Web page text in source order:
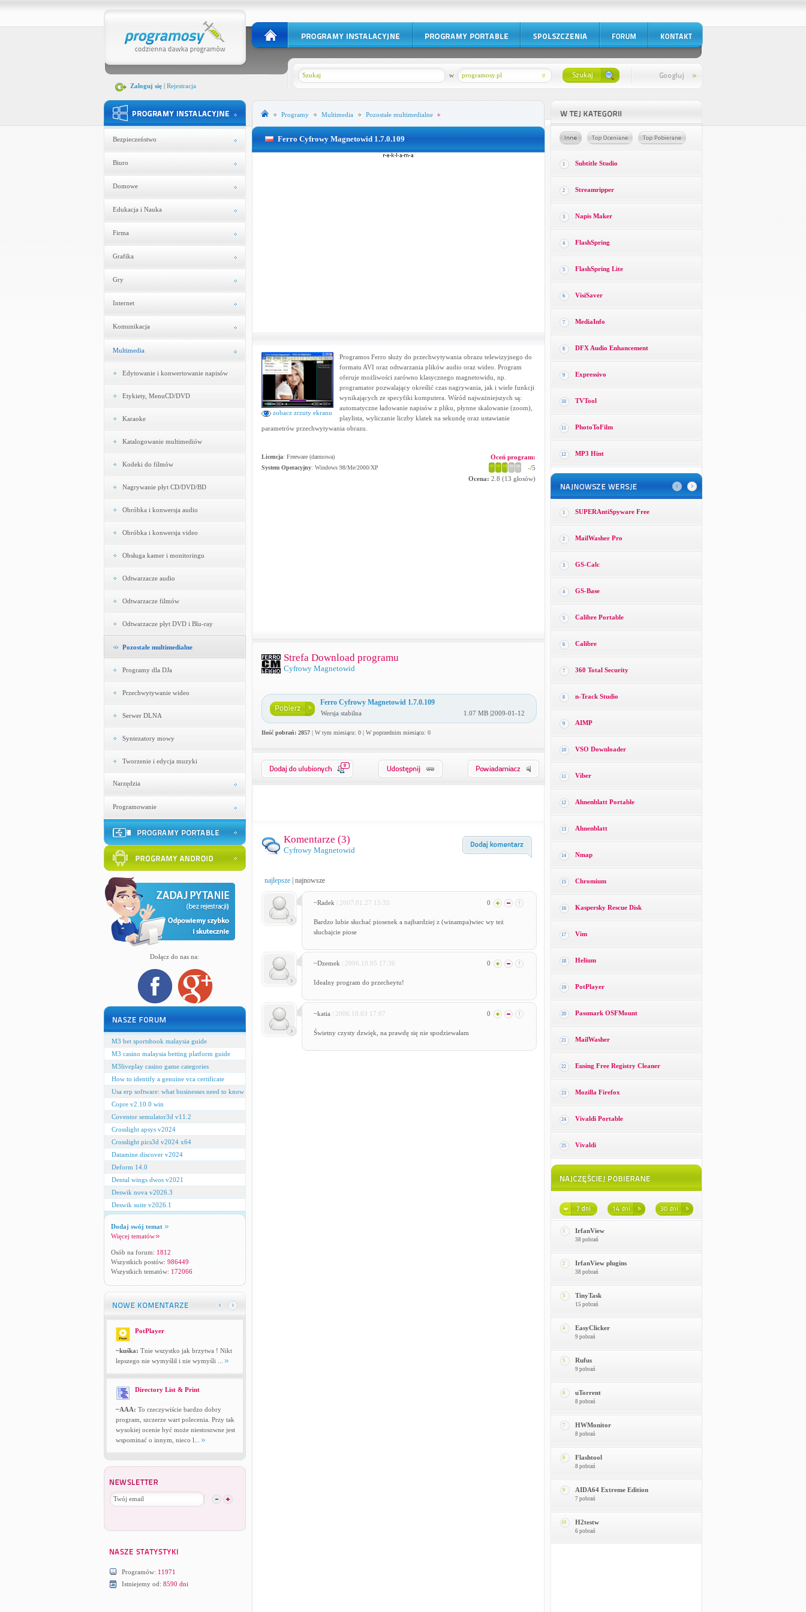
Zaloguj się| Rejestracja
programosy.pl
w
Bezpieczeństwo
Biuro
Domowe
Edukacja i Nauka
Firma
Grafika
Gry
Internet
Komunikacja
Multimedia
Edytowanie i konwertowanie napisów
Etykiety, MenuCD/DVD
Karaoke
Katalogowanie multimediów
Kodeki do filmów
Nagrywanie płyt CD/DVD/BD
Obróbka i konwersja audio
Obróbka i konwersja video
Obsługa kamer i monitoringu
Odtwarzacze audio
Odtwarzacze filmów
Odtwarzacze płyt DVD i Blu-ray
Pozostałe multimedialne
Programy dla DJa
Przechwytywanie wideo
Serwer DLNA
Syntezatory mowy
Tworzenie i edycja muzyki
Narzędzia
Programowanie
Dołącz do nas na:
M3 bet sportsbook malaysia guide
M3 casino malaysia betting platform guide
M3liveplay casino game categories
How to identify a genuine vca certificate
Usa erp software: what businesses need to know
Copre v2.10.0 win
Coventor semulator3d v11.2
Crosslight apsys v2024
Crosslight pics3d v2024 x64
Datamine.discover v2024
Deform 14.0
Dental wings dwos v2021
Deswik nova v2026.3
Deswik suite v2026.1
Dodaj swój temat
Więcej tematów
Osób na forum: 1812
Wszystkich postów: 986449
Wszystkich tematów: 172066
PotPlayer
~kuśka: Tnie wszystko jak brzytwa ! Nikt
lepszego nie wymyślił i nie wymyśli ...
Directory List & Print
~AAA: To rzeczywiście bardzo dobry
program, szczerze wart polecenia. Przy tak
wysokiej ocenie być może niestosowne jest
wspominać o innym, nieco l...
Programów: 11971
Istniejemy od: 8590 dni
Programy Multimedia Pozostałe multimedialne
Ferro Cyfrowy Magnetowid 1.7.0.109
zobacz zrzuty ekranu
Programos Ferro służy do przechwytywania obrazu telewizyjnego do
formatu AVI oraz odtwarzania plików audio oraz wideo. Program
oferuje możliwości zarówno klasycznego magnetowidu, np.
programator pozwalający określić czas nagrywania, jak i wiele funkcji
wynikających ze specyfiki komputera. Wśród najważniejszych są:
automatyczne ładowanie napisów z pliku, płynne skalowanie (zoom),
playlista, wyliczanie liczby klatek na sekundę oraz ustawianie
parametrów przechwytywania obrazu.
Licencja: Freeware (darmowa)
System Operacyjny: Windows 98/Me/2000/XP
Oceń program:
-/5
Ocena: 2.8 (13 głosów)
Strefa Download programu
Cyfrowy Magnetowid
Ferro Cyfrowy Magnetowid 1.7.0.109
Wersja stabilna 1.07 MB |2009-01-12
Ilość pobrań: 2857| W tym miesiącu: 0 | W poprzednim miesiącu: 0
0
Komentarze (3)
Cyfrowy Magnetowid
najlepsze| najnowsze
~Radek | 2007.01.27 15:35 0
Bardzo lubie słuchać piosenek a najbardziej z (winampa)wiec wy też
słuchajcie piose
~Dzemek | 2006.10.05 17:36 0
Idealny program do przecheytu!
~katia | 2006.10.03 17:07 0
Świetny czysty dzwięk, na prawdę się nie spodziewałam
1 Subtitle Studio
2 Streamripper
3 Napis Maker
4 FlashSpring
5 FlashSpring Lite
6 VisiSaver
7 MediaInfo
8 DFX Audio Enhancement
9 Expressivo
10 TVTool
11 PhotoToFilm
12 MP3 Hint
1 SUPERAntiSpyware Free
2 MailWasher Pro
3 GS-Calc
4 GS-Base
5 Calibre Portable
6 Calibre
7 360 Total Security
8 n-Track Studio
9 AIMP
10 VSO Downloader
11 Viber
12 Ahnenblatt Portable
13 Ahnenblatt
14 Nmap
15 Chromium
16 Kaspersky Rescue Disk
17 Vim
18 Helium
19 PotPlayer
20 Passmark OSFMount
21 MailWasher
22 Eusing Free Registry Cleaner
23 Mozilla Firefox
24 Vivaldi Portable
25 Vivaldi
1 IrfanView
38 pobrań
2 IrfanView plugins
38 pobrań
3 TinyTask
15 pobrań
4 EasyClicker
9 pobrań
5 Rufus
9 pobrań
6 uTorrent
8 pobrań
7 HWMonitor
8 pobrań
8 Flashtool
8 pobrań
9 AIDA64 Extreme Edition
7 pobrań
10 H2testw
6 pobrań